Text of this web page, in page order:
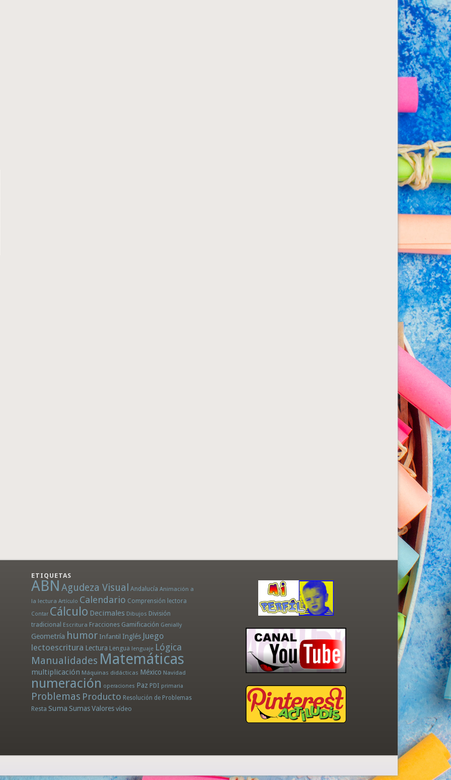
ETIQUETAS
ABN Agudeza Visual Andalucía Animación a
la lectura Artículo Calendario Comprensión lectora
Contar Cálculo Decimales Dibujos División
tradicional Escritura Fracciones Gamificación Genially
Geometría humor Infantil Inglés Juego
lectoescritura Lectura Lengua lenguaje Lógica
Manualidades Matemáticas
multiplicación Máquinas didácticas México Navidad
numeración operaciones Paz PDI primaria
Problemas Producto Resolución de Problemas
Resta Suma SumasValores vídeo